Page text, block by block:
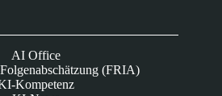
AI Office
(FRIA)
Kompetenz